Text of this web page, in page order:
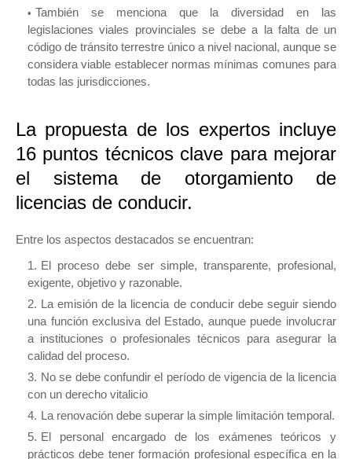
También se menciona que la diversidad en las
legislaciones viales provinciales se debe a la falta de un
código de tránsito terrestre único a nivel nacional, aunque se
considera viable establecer normas mínimas comunes para
todas las jurisdicciones.
La propuesta de los expertos incluye
16 puntos técnicos clave para mejorar
el sistema de otorgamiento de
licencias de conducir.
Entre los aspectos destacados se encuentran:
El proceso debe ser simple, transparente, profesional,
exigente, objetivo y razonable.
La emisión de la licencia de conducir debe seguir siendo
una función exclusiva del Estado, aunque puede involucrar
a instituciones o profesionales técnicos para asegurar la
calidad del proceso.
No se debe confundir el período de vigencia de la licencia
con un derecho vitalicio
La renovación debe superar la simple limitación temporal.
El personal encargado de los exámenes teóricos y
prácticos debe tener formación profesional específica en la